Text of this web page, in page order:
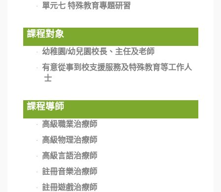
· 單元七 特殊教育專題研習
課程對象
· 幼稚園/幼兒園校長、主任及老師
· 有意從事到校支援服務及特殊教育等工作人
士
課程導師
· 高級職業治療師
· 高級物理治療師
· 高級言語治療師
· 註冊音樂治療師
· 註冊遊戲治療師